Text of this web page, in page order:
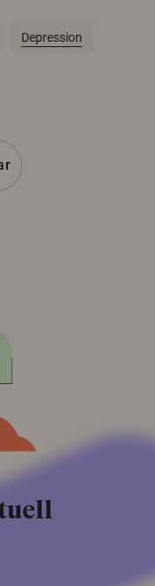
Depression